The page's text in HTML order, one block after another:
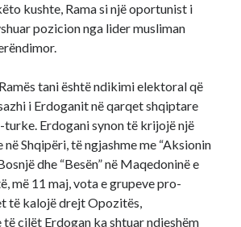
kushte, Rama si një oportunist i
pozicion nga lider musliman
tani është ndikimi elektoral që
i Erdoganit në qarqet shqiptare
Erdogani synon të krijojë një
Shqipëri, të ngjashme me “Aksionin
dhe “Besën” në Maqedoninë e
më 11 maj, vota e grupeve pro-
të kalojë drejt Opozitës,
cilët Erdogan ka shtuar ndjeshëm